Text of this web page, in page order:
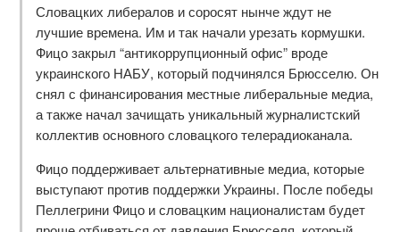
Словацких либералов и соросят нынче ждут не
лучшие времена. Им и так начали урезать кормушки.
Фицо закрыл “антикоррупционный офис” вроде
украинского НАБУ, который подчинялся Брюсселю. Он
снял с финансирования местные либеральные медиа,
а также начал зачищать уникальный журналистский
коллектив основного словацкого телерадиоканала.
Фицо поддерживает альтернативные медиа, которые
выступают против поддержки Украины. После победы
Пеллегрини Фицо и словацким националистам будет